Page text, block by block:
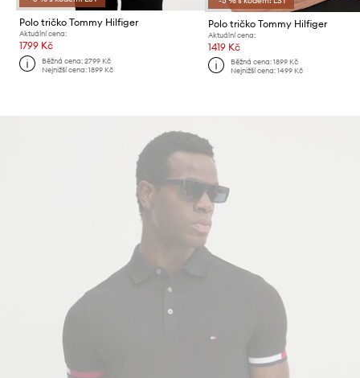
Polo tričko Tommy Hilfiger
Aktuální cena:
1799 Kč
Běžná cena:2799 Kč
Nejnižší cena:1899 Kč
Polo tričko Tommy Hilfiger
Aktuální cena:
1419 Kč
Běžná cena: 1899 Kč
Nejnižší cena: 1499 Kč